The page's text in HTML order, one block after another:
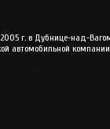
г. в Дубнице-над-
автомобильной